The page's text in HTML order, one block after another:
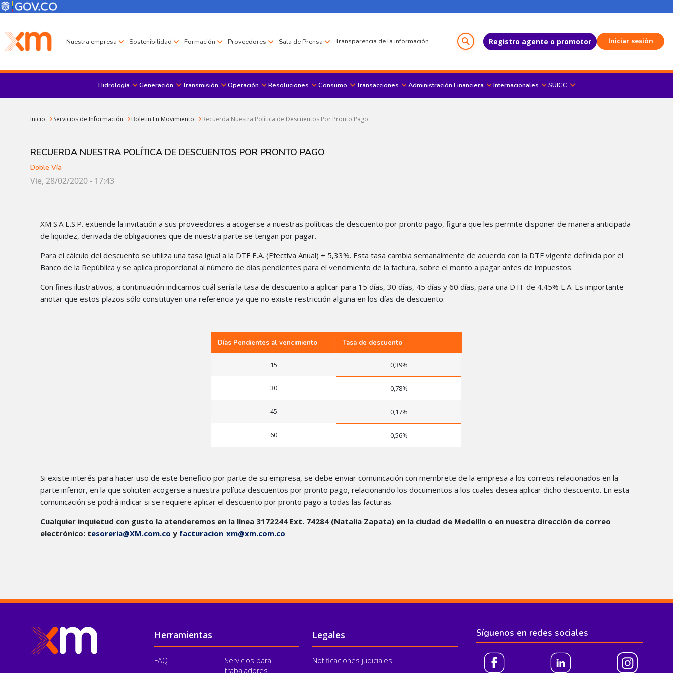
Pasar al contenido principal
Menú Corporativo
Menú de encabezado
Nuestra empresa Sostenibilidad Formación Proveedores Sala de Prensa Transparencia de la información Registro agente o promotor Iniciar sesión
Menu principal
Hidrología Generación Transmisión Operación Resoluciones Consumo Transacciones Administración Financiera Internacionales SUICC
Sobrescribir enlaces de ayuda a la navegación
Inicio Servicios de Información Boletin En Movimiento Recuerda Nuestra Política de Descuentos Por Pronto Pago
RECUERDA NUESTRA POLÍTICA DE DESCUENTOS POR PRONTO PAGO
Doble Vía
Vie, 28/02/2020 - 17:43
XM S.A E.S.P. extiende la invitación a sus proveedores a acogerse a nuestras políticas de descuento por pronto pago, figura que les permite disponer de manera anticipada
de liquidez, derivada de obligaciones que de nuestra parte se tengan por pagar.
Para el cálculo del descuento se utiliza una tasa igual a la DTF E.A. (Efectiva Anual) + 5,33%. Esta tasa cambia semanalmente de acuerdo con la DTF vigente definida por el
Banco de la República y se aplica proporcional al número de días pendientes para el vencimiento de la factura, sobre el monto a pagar antes de impuestos.
Con fines ilustrativos, a continuación indicamos cuál sería la tasa de descuento a aplicar para 15 días, 30 días, 45 días y 60 días, para una DTF de 4.45% E.A. Es importante
anotar que estos plazos sólo constituyen una referencia ya que no existe restricción alguna en los días de descuento.
Días Pendientes al vencimiento Tasa de descuento
15 0,39%
30 0,78%
45 0,17%
60 0,56%
Si existe interés para hacer uso de este beneficio por parte de su empresa, se debe enviar comunicación con membrete de la empresa a los correos relacionados en la
parte inferior, en la que soliciten acogerse a nuestra política descuentos por pronto pago, relacionando los documentos a los cuales desea aplicar dicho descuento. En esta
comunicación se podrá indicar si se requiere aplicar el descuento por pronto pago a todas las facturas.
Cualquier inquietud con gusto la atenderemos en la línea 3172244 Ext. 74284 (Natalia Zapata) en la ciudad de Medellín o en nuestra dirección de correo
electrónico: tesoreria@XM.com.co y facturacion_xm@xm.com.co
Pie de página
Herramientas
FAQ
Servicios para
trabajadores
Legales
Notificaciones judiciales
Síguenos en redes sociales